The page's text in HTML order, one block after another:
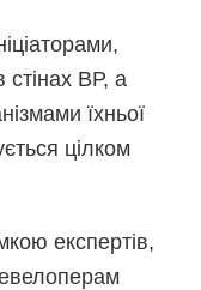
стінах ВР, а
їхньої
цілком
експертів,